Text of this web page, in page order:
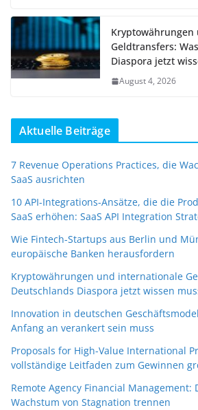
Geldtransfers:
Diaspora jetzt
August 4, 2026
Aktuelle Beiträge
7 Revenue Operations Practices, die
SaaS ausrichten
10 API-Integrations-Ansätze, die die
SaaS erhöhen: SaaS API Integration
Wie Fintech-Startups aus Berlin und
europäische Banken herausfordern
Kryptowährungen und internationale
Deutschlands Diaspora jetzt wissen
Innovation in deutschen
Anfang an verankert sein muss
Proposals for High-Value International
vollständige Leitfaden zum Gewinnen
Remote Agency Financial Management:
Wachstum von Stagnation trennen